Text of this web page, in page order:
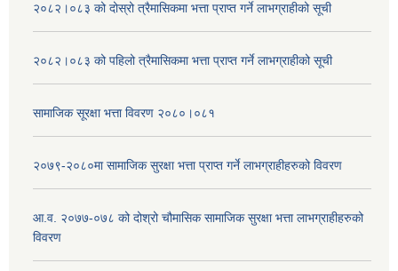
२०८२।०८३ को दोस्रो त्रैमासिकमा भत्ता प्राप्‍त गर्ने लाभग्राहीको सूची
२०८२।०८३ को पहिलो त्रैमासिकमा भत्ता प्राप्‍त गर्ने लाभग्राहीको सूची
सामाजिक सूरक्षा भत्ता विवरण २०८०।०८१
२०७९-२०८०मा सामाजिक सुरक्षा भत्ता प्राप्त गर्ने लाभग्राहीहरुको विवरण
आ.व. २०७७-०७८ को दोश्रो चौमासिक सामाजिक सुरक्षा भत्ता लाभग्राहीहरुको
विवरण